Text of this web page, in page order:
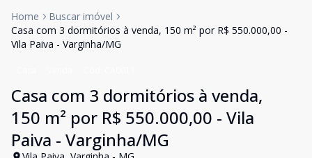
Home
Buscar imóvel
Casa com 3 dormitórios à venda, 150 m² por R$ 550.000,00 -
Vila Paiva - Varginha/MG
Casa com 3 dormitórios à venda,
150 m² por R$ 550.000,00 - Vila
Paiva - Varginha/MG